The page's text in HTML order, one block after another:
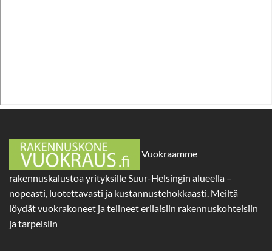
Vuokraamme
rakennuskalustoa yrityksille Suur-Helsingin alueella –
nopeasti, luotettavasti ja kustannustehokkaasti. Meiltä
löydät vuokrakoneet ja telineet erilaisiin rakennuskohteisiin
ja tarpeisiin